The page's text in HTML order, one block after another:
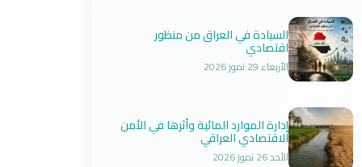
السيادة في العراق من منظور
اقتصادي
الأربعاء 29 تموز 2026
إدارة الموارد المائية وأثرها في الأمن
الاقتصادي العراقي
الأحد 26 تموز 2026